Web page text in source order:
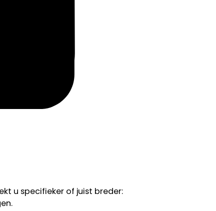
u specifieker of juist breder: